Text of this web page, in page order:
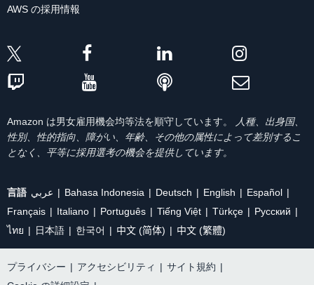
AWS の採用情報
Amazon は男女雇用機会均等法を順守しています。
人種、出身国、
性別、性的指向、障がい、年齢、その他の属性によって差別するこ
となく、平等に採用選考の機会を提供しています。
言語 عربي Bahasa Indonesia Deutsch English
Español
Français
Italiano Português Tiếng Việt Türkçe
Ρусский
ไทย
日本語 한국어 中文 (简体) 中文 (繁體)
プライバシー | アクセシビリティ | サイト規約 |